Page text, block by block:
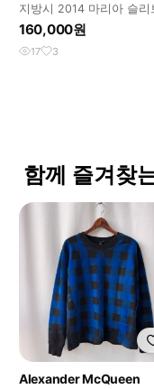
지방시 2014 마리아 슬리
스
160,000원
17 3
함께 즐겨찾
Alexander McQueen